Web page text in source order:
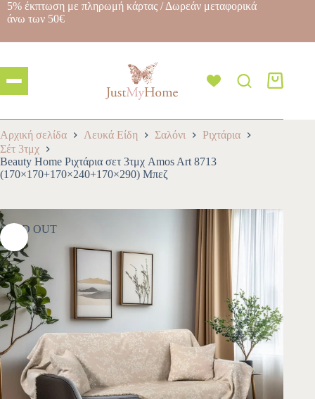
5% έκπτωση με πληρωμή κάρτας / Δωρεάν μεταφορικά
άνω των 50€
Αρχική σελίδα Λευκά Είδη Σαλόνι
Ριχτάρια
Σέτ 3τμχ
Beauty Home Ριχτάρια σετ 3τμχ Amos Art 8713
(170×170+170×240+170×290) Μπεζ
SOLD OUT